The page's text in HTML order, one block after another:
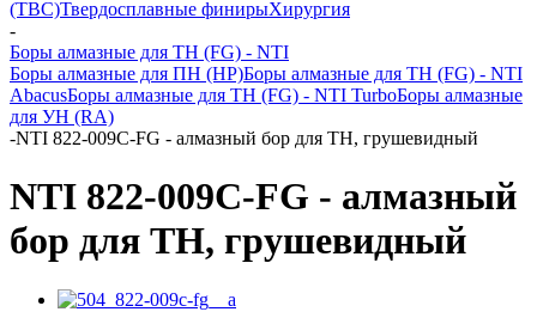
(ТВС)Твердосплавные финирыХирургия
-
Боры алмазные для ТН (FG) - NTI
Боры алмазные для ПН (HP)Боры алмазные для ТН (FG) - NTI
AbacusБоры алмазные для ТН (FG) - NTI TurboБоры алмазные
для УН (RA)
-NTI 822-009C-FG - алмазный бор для ТН, грушевидный
NTI 822-009C-FG - алмазный
бор для ТН, грушевидный